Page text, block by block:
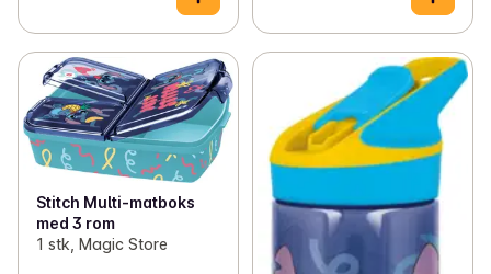
Stitch Multi-matboks
med 3 rom
1 stk, Magic Store